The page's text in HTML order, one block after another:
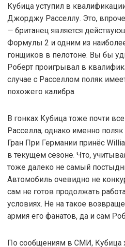
Кубица уступил в
Джорджу Расселлу. Это,
— британец является
Формулы 2 и одним из
гонщиков в пелотоне. Вы бы
Роберт проигрывал в
случае с Расселлом поляк
похожего калибра.
В гонках Кубица тоже почти
Расселла, однако именно
Гран При Германии принёс
в текущем сезоне. Что,
тоже далеко не самый
Автомобиль очевидно не
сам не готов продолжать
условиях. Не на такое
армия его фанатов, да и сам
По сообщениям в СМИ, Кубица